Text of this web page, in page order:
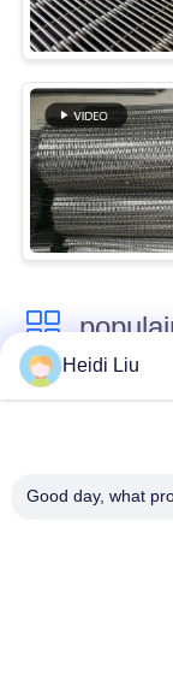
het netwerkriem
Heidi Liu
Good day, what